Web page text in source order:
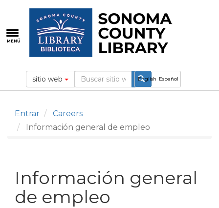
contenido
principal
MENÚ
English Español
sitio web
Entrar
Careers
Información general de empleo
Información general
de empleo